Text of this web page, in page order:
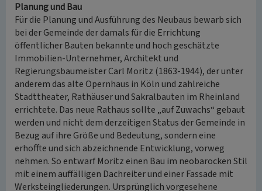
Planung und Bau
Für die Planung und Ausführung des Neubaus bewarb sich
bei der Gemeinde der damals für die Errichtung
öffentlicher Bauten bekannte und hoch geschätzte
Immobilien-Unternehmer, Architekt und
Regierungsbaumeister Carl Moritz (1863-1944), der unter
anderem das alte Opernhaus in Köln und zahlreiche
Stadttheater, Rathäuser und Sakralbauten im Rheinland
errichtete. Das neue Rathaus sollte „auf Zuwachs“ gebaut
werden und nicht dem derzeitigen Status der Gemeinde in
Bezug auf ihre Größe und Bedeutung, sondern eine
erhoffte und sich abzeichnende Entwicklung, vorweg
nehmen. So entwarf Moritz einen Bau im neobarocken Stil
mit einem auffälligen Dachreiter und einer Fassade mit
Werksteingliederungen. Ursprünglich vorgesehene